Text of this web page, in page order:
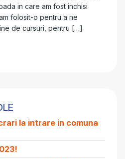
in care am fost inchisi
folosit-o pentru a ne
de cursuri, pentru […]
la intrare in comuna